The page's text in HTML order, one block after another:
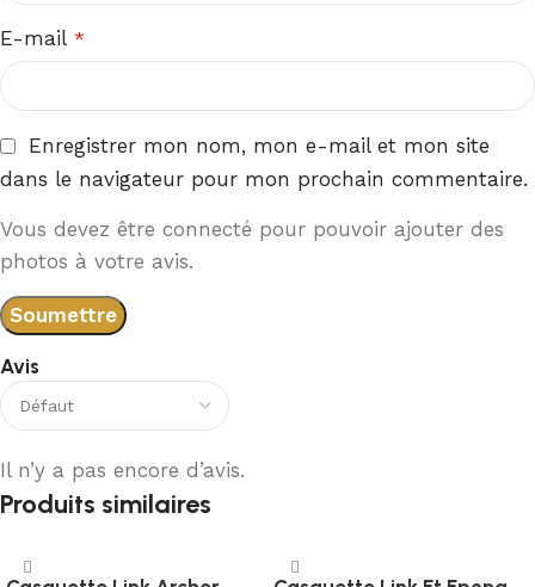
Avis
Il n’y a pas encore d’avis.
E-mail *
Enregistrer mon nom, mon e-mail et mon site
dans le navigateur pour mon prochain commentaire.
Vous devez être connecté pour pouvoir ajouter des
photos à votre avis.
Produits similaires